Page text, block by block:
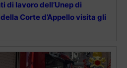
di lavoro dell’Unep di
Corte d’Appello visita gli